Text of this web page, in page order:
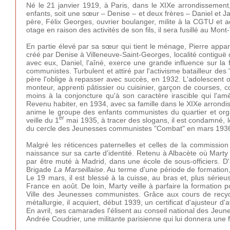
Né le 21 janvier 1919, à Paris, dans le XIXe
enfants, soit une sœur – Denise – et deux frères – Daniel et
père, Félix Georges, ouvrier boulanger, milite à la CGTU et
otage en raison des activités de son fils, il sera fusillé au
En partie élevé par sa sœur qui tient le ménage, Pierre
créé par Denise à Villeneuve-Saint-Georges, localité
avec eux, Daniel, l'aîné, exerce une grande influence sur
communistes. Turbulent et attiré par l'activisme batailleur
père l'oblige à repasser avec succès, en 1932.
monteur, apprenti pâtissier ou cuisinier, garçon de courses,
moins à la conjoncture qu'à son caractère irascible qui
Revenu habiter, en 1934, avec sa famille dans le XIXe
anime le groupe des enfants communistes du quartier et
veille du 1er mai 1935, à tracer des slogans, il est
du cercle des Jeunesses communistes "Combat" en mars
Malgré les réticences paternelles et celles de la
naissance sur sa carte d'identité. Retenu à Albacète où
par être muté à Madrid, dans une école de sous-officiers.
Brigade La Marseillaise. Au terme d'une période de
Le 19 mars, il est blessé à la cuisse, au bras et, plus
France en août. De loin, Marty veille à parfaire la formation
Ville des Jeunesses communistes. Grâce aux cours de
métallurgie, il acquiert, début 1939, un certificat d'ajusteur
En avril, ses camarades l'élisent au conseil national des
Andrée Coudrier, une militante parisienne qui lui donnera